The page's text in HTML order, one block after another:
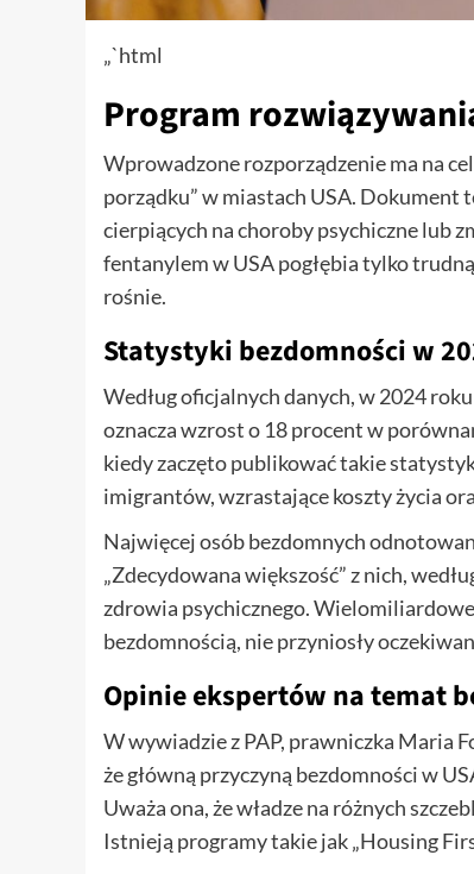
„`html
Program
Wprowadzone rozporządzenie ma na
porządku” w miastach USA.
cierpiących na choroby psychiczne lub
fentanylem w USA pogłębia tylko
rośnie.
Statystyki bezdomności w
Według oficjalnych danych, w 2024
oznacza wzrost o 18 procent w
kiedy zaczęto publikować takie
imigrantów, wzrastające koszty życia
Najwięcej osób bezdomnych
„Zdecydowana większość” z nich,
zdrowia psychicznego.
bezdomnością, nie przyniosły
Opinie ekspertów na temat
W wywiadzie z PAP, prawniczka Maria
że główną przyczyną bezdomności w
Uważa ona, że władze na różnych
Istnieją programy takie jak „Housing